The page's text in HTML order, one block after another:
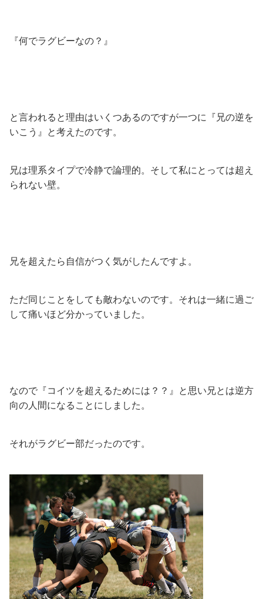
『何でラグビーなの？』
と言われると理由はいくつあるのですが一つに『兄の逆を
いこう』と考えたのです。
兄は理系タイプで冷静で論理的。そして私にとっては超え
られない壁。
兄を超えたら自信がつく気がしたんですよ。
ただ同じことをしても敵わないのです。それは一緒に過ご
して痛いほど分かっていました。
なので『コイツを超えるためには？？』と思い兄とは逆方
向の人間になることにしました。
それがラグビー部だったのです。